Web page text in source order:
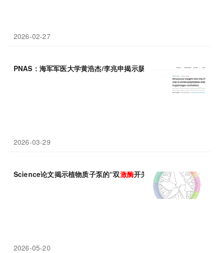
2026-02-27
PNAS：海军军医大学黄浩杰/李兆申揭示肠 如何精准激活胰蛋
2026-03-29
Science论文揭示植物质子泵的“双激酶开关”：进化保守的磷酸化
2026-05-20